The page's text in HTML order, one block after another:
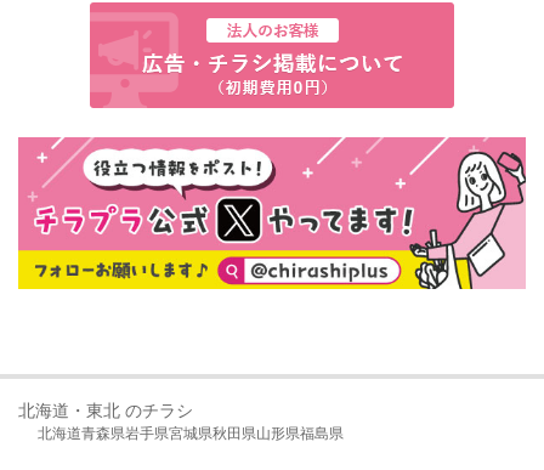
北海道・東北 のチラシ
北海道青森県岩手県宮城県秋田県山形県福島県